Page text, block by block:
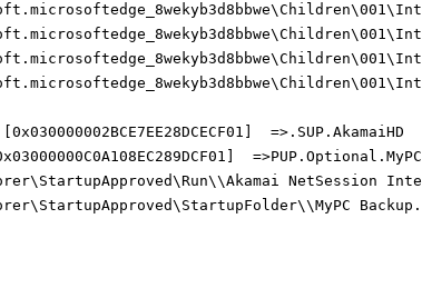
=>.SUP.AkamaiHD
NetSession